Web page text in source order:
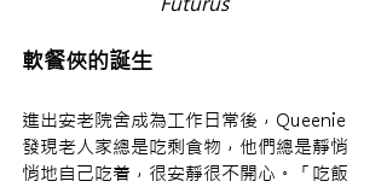
軟餐俠的誕生
進出安老院舍成為工作日常後，Queenie
發現老人家總是吃剩食物，他們總是靜悄
悄地自己吃着，很安靜很不開心。「吃飯